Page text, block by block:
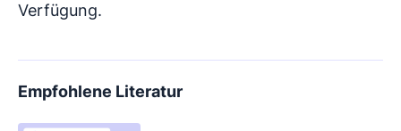
Verfügung.
Empfohlene Literatur